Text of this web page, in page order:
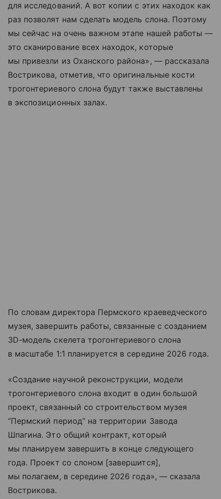
для исследований. А вот копии с этих находок как
раз позволят нам сделать модель слона. Поэтому
мы сейчас на очень важном этапе нашей работы —
это сканирование всех находок, которые
мы привезли из Оханского района», — рассказала
Вострикова, отметив, что оригинальные кости
трогонтериевого слона будут также выставлены
в экспозиционных залах.
По словам директора Пермского краеведческого
музея, завершить работы, связанные с созданием
3D-модель скелета трогонтериевого слона
в масштабе 1:1 планируется в середине 2026 года.
«Создание научной реконструкции, модели
трогонтериевого слона входит в один большой
проект, связанный со строительством музея
“Пермский период” на территории Завода
Шпагина. Это общий контракт, который
мы планируем завершить в конце следующего
года. Проект со слоном [завершится],
мы полагаем, в середине 2026 года», — сказала
Вострикова.